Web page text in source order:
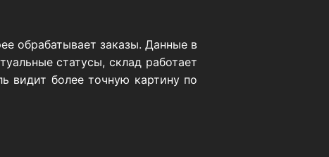
обрабатывает заказы. Данные в
статусы, склад работает
видит более точную картину по